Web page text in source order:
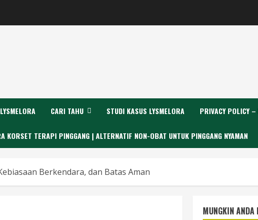
CARI TAHU STUDI KASUS LYSMELORA PRIVACY POLICY
KORSET TERAPI PINGGANG | ALTERNATIF NON-OBAT UNTUK PINGGANG NYAMAN
Berkendara, dan Batas Aman
MUNGKIN ANDA